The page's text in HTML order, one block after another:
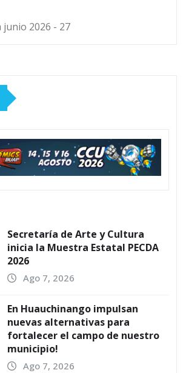
junio 2026 - 27
Secretaría de Arte y Cultura
inicia la Muestra Estatal PECDA
2026
Ago 7, 2026
En Huauchinango impulsan
nuevas alternativas para
fortalecer el campo de nuestro
municipio!
Ago 7, 2026